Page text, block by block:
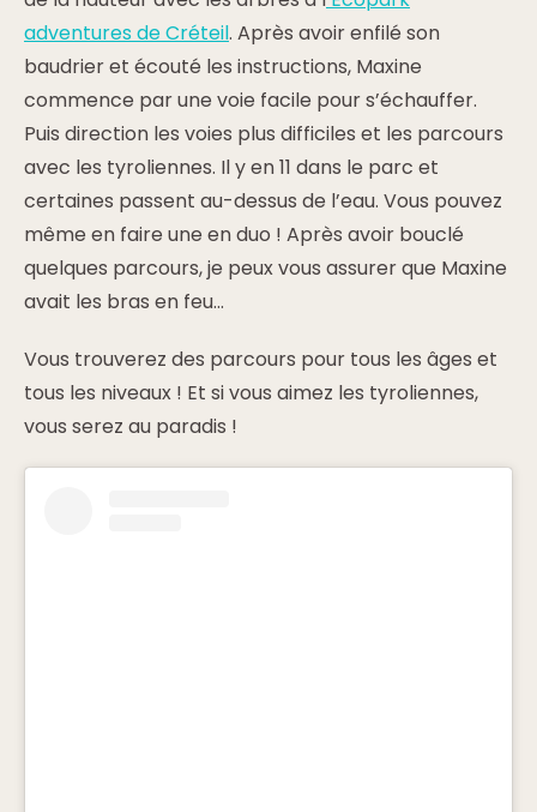
adventures de Créteil. Après avoir enfilé son
baudrier et écouté les instructions, Maxine
commence par une voie facile pour s’échauffer.
Puis direction les voies plus difficiles et les parcours
avec les tyroliennes. Il y en 11 dans le parc et
certaines passent au-dessus de l’eau. Vous pouvez
même en faire une en duo ! Après avoir bouclé
quelques parcours, je peux vous assurer que Maxine
avait les bras en feu…
Vous trouverez des parcours pour tous les âges et
tous les niveaux ! Et si vous aimez les tyroliennes,
vous serez au paradis !